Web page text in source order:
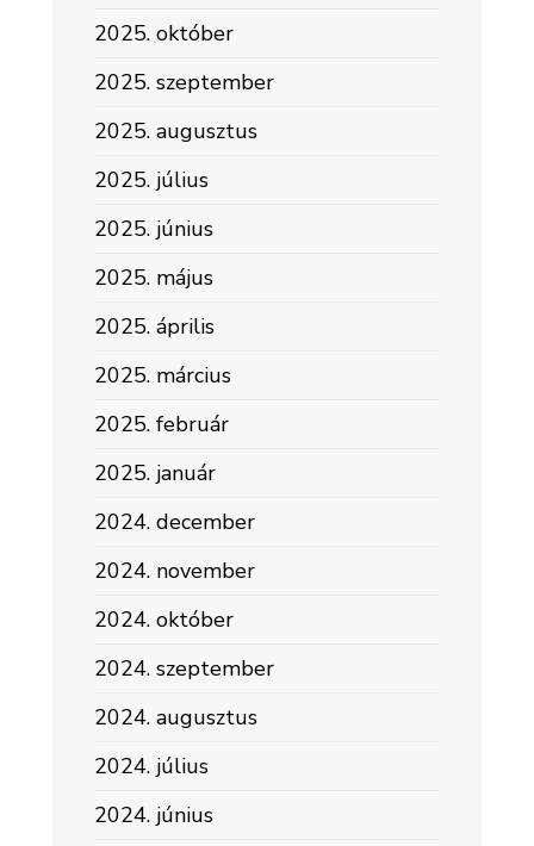
2025. október
2025. szeptember
2025. augusztus
2025. július
2025. június
2025. május
2025. április
2025. március
2025. február
2025. január
2024. december
2024. november
2024. október
2024. szeptember
2024. augusztus
2024. július
2024. június